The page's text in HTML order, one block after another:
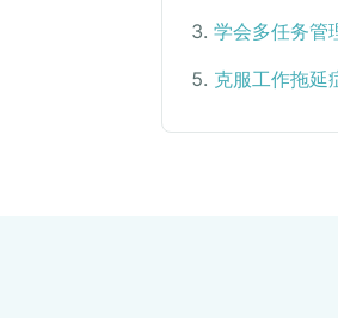
3. 学会多任务管
5. 克服工作拖延